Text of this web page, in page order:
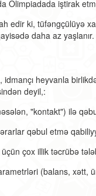
Olimpiadada iştirak
edir ki, tüfəngçülüyə
daha az yaşlanır.
heyvanla
deyil,:
"kontakt") ilə
qəbul etmə
çox illik təcrübə
(balans, xətt,